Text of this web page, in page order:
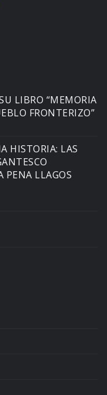
LIBRO “MEMORIA
FRONTERIZO”
HISTORIA: LAS
PENA LLAGOS